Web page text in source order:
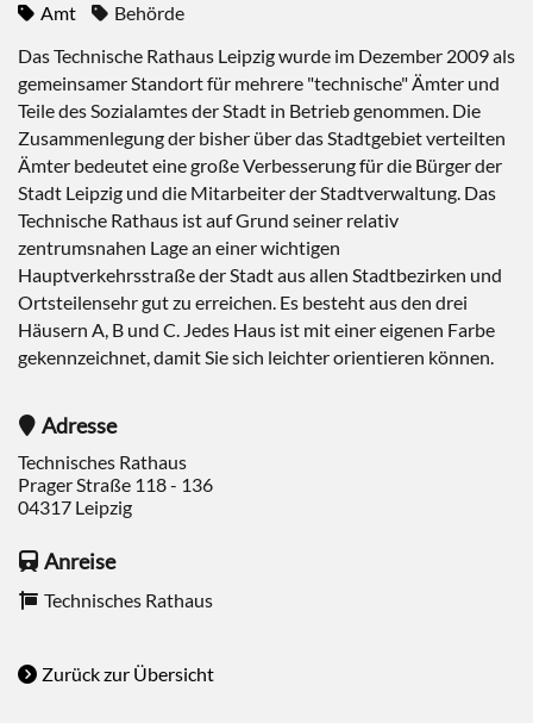
Amt
Behörde
Das Technische Rathaus Leipzig wurde im Dezember 2009 als
gemeinsamer Standort für mehrere "technische" Ämter und
Teile des Sozialamtes der Stadt in Betrieb genommen. Die
Zusammenlegung der bisher über das Stadtgebiet verteilten
Ämter bedeutet eine große Verbesserung für die Bürger der
Stadt Leipzig und die Mitarbeiter der Stadtverwaltung. Das
Technische Rathaus ist auf Grund seiner relativ
zentrumsnahen Lage an einer wichtigen
Hauptverkehrsstraße der Stadt aus allen Stadtbezirken und
Ortsteilensehr gut zu erreichen. Es besteht aus den drei
Häusern A, B und C. Jedes Haus ist mit einer eigenen Farbe
gekennzeichnet, damit Sie sich leichter orientieren können.
Adresse
Technisches Rathaus
Prager Straße 118 - 136
04317 Leipzig
Anreise
Technisches Rathaus
Zurück zur Übersicht